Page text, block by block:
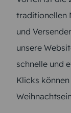
traditionellen
und
unsere
schnelle und
Klicks